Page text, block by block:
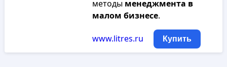
методы менеджмента в
малом бизнесе.
www.litres.ru Купить